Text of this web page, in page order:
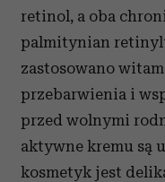
retinol, a oba
palmitynian
zastosowano
przebarwienia i
przed wolnymi
aktywne kremu są
kosmetyk jest